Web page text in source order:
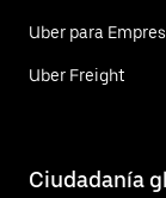
Uber para
Uber Freight
Ciudadanía